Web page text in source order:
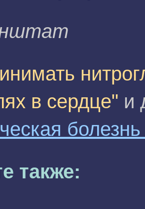
в сердце" и
болезнь
также: